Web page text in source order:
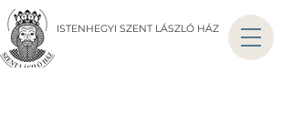
ISTENHEGYI SZENT LÁSZLÓ HÁZ